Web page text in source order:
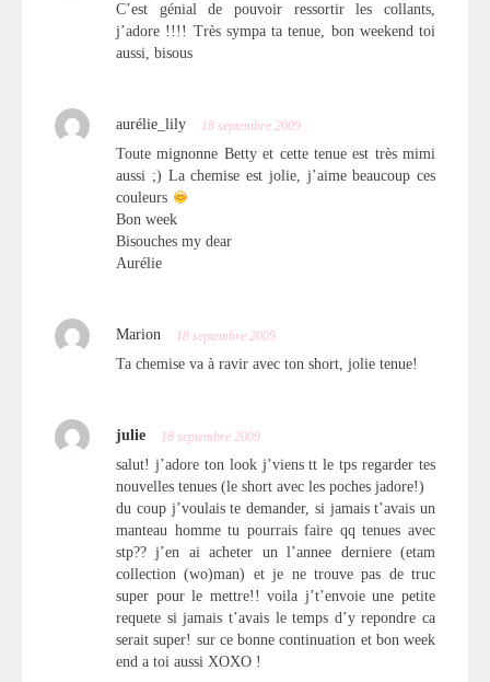
C’est génial de pouvoir ressortir les collants,
j’adore !!!! Très sympa ta tenue, bon weekend toi
aussi, bisous
aurélie_lily 18 septembre 2009
Toute mignonne Betty et cette tenue est très mimi
aussi ;) La chemise est jolie, j’aime beaucoup ces
couleurs
Bon week
Bisouches my dear
Aurélie
Marion 18 septembre 2009
Ta chemise va à ravir avec ton short, jolie tenue!
julie 18 septembre 2009
salut! j’adore ton look j’viens tt le tps regarder tes
nouvelles tenues (le short avec les poches jadore!)
du coup j’voulais te demander, si jamais t’avais un
manteau homme tu pourrais faire qq tenues avec
stp?? j’en ai acheter un l’annee derniere (etam
collection (wo)man) et je ne trouve pas de truc
super pour le mettre!! voila j’t’envoie une petite
requete si jamais t’avais le temps d’y repondre ca
serait super! sur ce bonne continuation et bon week
end a toi aussi XOXO !